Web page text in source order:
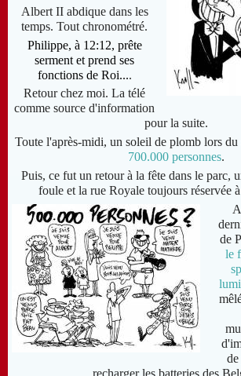
Albert II abdique dans les
temps. Tout chronométré.
Philippe, à 12:12, prête
serment et prend ses
fonctions de Roi....
Retour chez moi. La télé
comme source d'information
pour la suite.
Toute l'après-midi, un soleil de plomb lors du
700.000 personnes.
Puis, ce fut un retour à la fête dans le parc,
foule et la rue Royale toujours réservée
de
le